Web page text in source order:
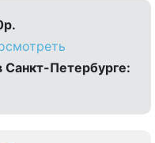
Санкт-Петербурге: